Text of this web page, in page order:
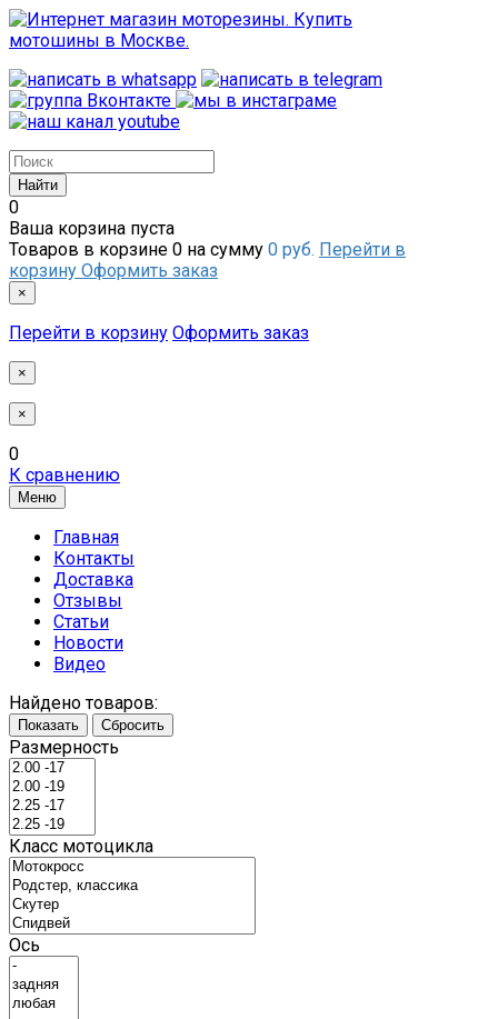
0
Ваша корзина пуста
Товаров в корзине 0 на сумму 0 руб. Перейти в
корзину Оформить заказ
×
Перейти в корзину Оформить заказ
×
×
0
К сравнению
Меню
Главная
Контакты
Доставка
Отзывы
Статьи
Новости
Видео
Найдено товаров:
Показать Сбросить
Размерность
Класс мотоцикла
Ось